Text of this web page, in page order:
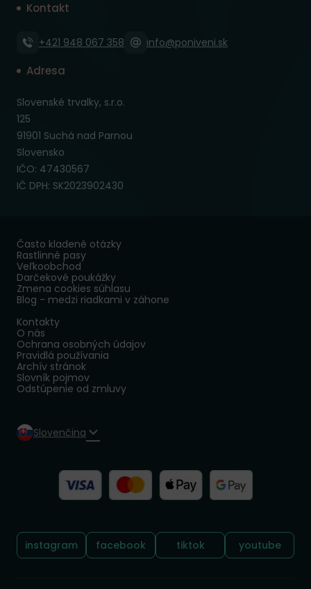
Kontakt
+421 948 067 358 info@poniveni.sk
Adresa
Slovenské trvalky, s.r.o.
125
91901 Suchá nad Parnou
Slovensko
IČO: 47430567
IČ DPH: SK2023902430
Často kladené otázky
Rastlinné pasy
Veľkoobchod
Darčekové poukážky
Zmena cookies súhlasu
Blog - medzi riadkami v záhone
Kontakty
O nás
Ochrana osobných údajov
Pravidlá používania
Archív stránok
Slovník pojmov
Odstúpenie od zmluvy
Slovenčina
Sledujte nás:
instagram facebook tiktok youtube